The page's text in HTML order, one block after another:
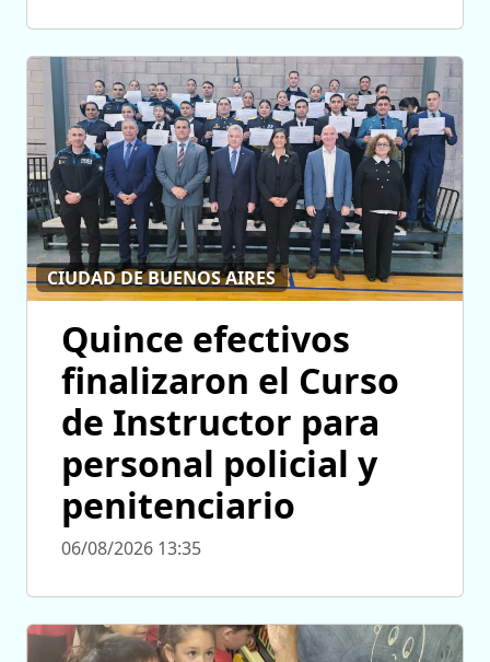
CIUDAD DE BUENOS AIRES
Quince efectivos
finalizaron el Curso
de Instructor para
personal policial y
penitenciario
06/08/2026 13:35